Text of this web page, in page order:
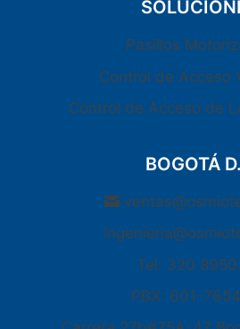
Pasillos
Control de Acceso
Control de Acceso de
BOGOTÁ
Tel: 320
PBX: 601-